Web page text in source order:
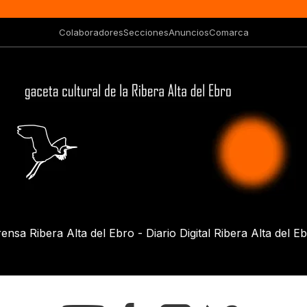
ColaboradoresSeccionesAnunciosComarca
Ribera Alta del Ebro - Diario Digital Ribera Alta del